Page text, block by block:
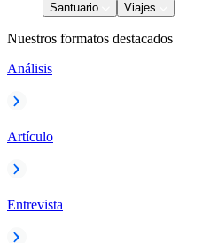
Santuario
Viajes
Nuestros formatos destacados
Análisis
Artículo
Entrevista